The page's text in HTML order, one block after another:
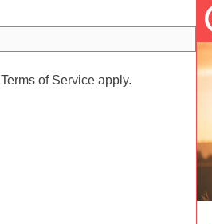
Terms of Service apply.